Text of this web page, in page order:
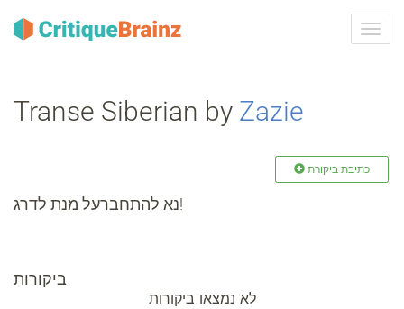
ברר
ניווט
Transe Siberian by Zazie
כתיבת ביקורת
נא להתחברעל מנת לדרג!
ביקורות
לא נמצאו ביקורות